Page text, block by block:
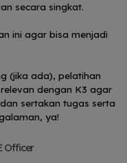
secara singkat.
ini agar bisa menjadi
(jika ada), pelatihan
dengan K3 agar
sertakan tugas serta
ya!
Officer